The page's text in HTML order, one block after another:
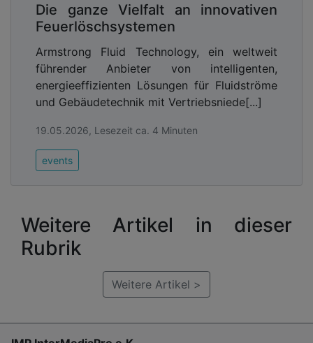
Die ganze Vielfalt an innovativen
Feuerlöschsystemen
Armstrong Fluid Technology, ein weltweit
führender Anbieter von intelligenten,
energieeffizienten Lösungen für Fluidströme
und Gebäudetechnik mit Vertriebsniede[...]
19.05.2026, Lesezeit ca. 4 Minuten
events
Weitere Artikel in dieser
Rubrik
Weitere Artikel >